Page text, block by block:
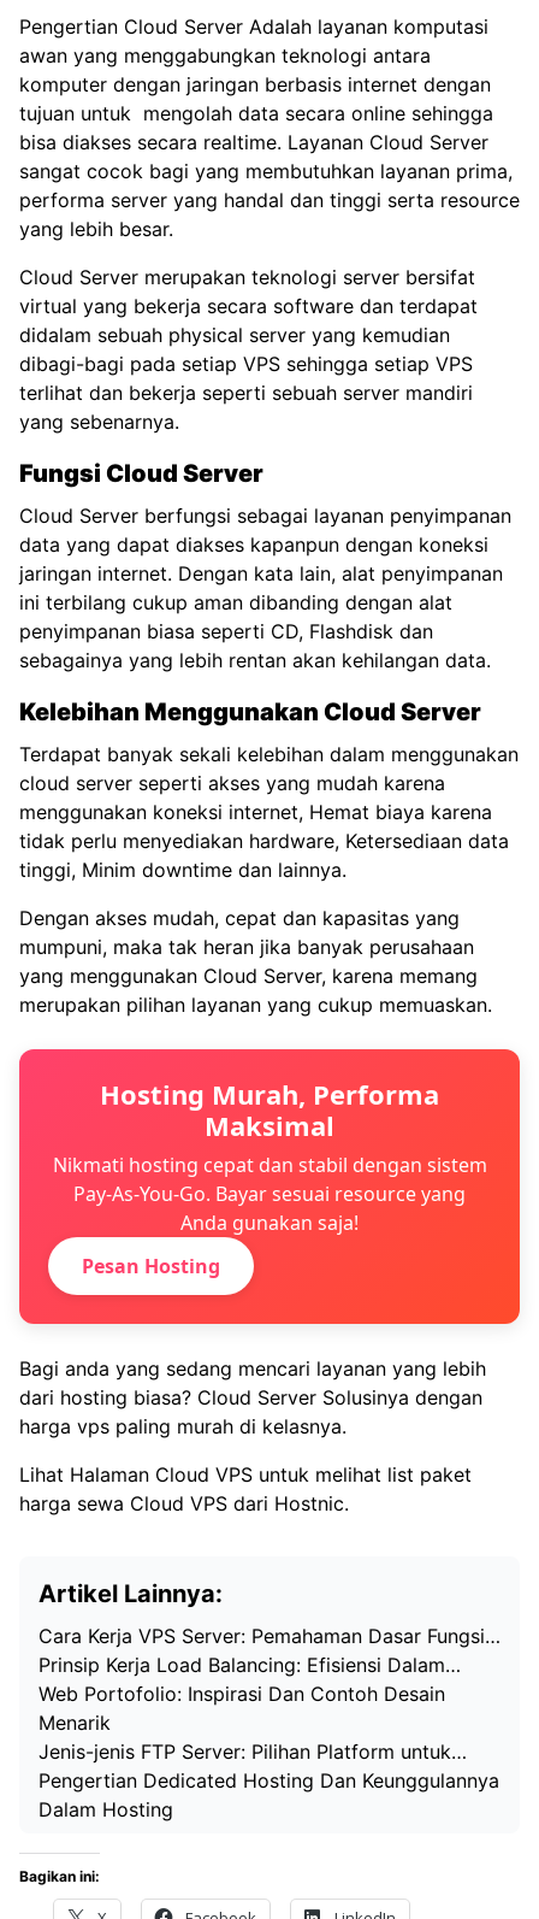
Pengertian Cloud Server Adalah layanan komputasi
awan yang menggabungkan teknologi antara
komputer dengan jaringan berbasis internet dengan
tujuan untuk mengolah data secara online sehingga
bisa diakses secara realtime. Layanan Cloud Server
sangat cocok bagi yang membutuhkan layanan prima,
performa server yang handal dan tinggi serta resource
yang lebih besar.
Cloud Server merupakan teknologi server bersifat
virtual yang bekerja secara software dan terdapat
didalam sebuah physical server yang kemudian
dibagi-bagi pada setiap VPS sehingga setiap VPS
terlihat dan bekerja seperti sebuah server mandiri
yang sebenarnya.
Fungsi Cloud Server
Cloud Server berfungsi sebagai layanan penyimpanan
data yang dapat diakses kapanpun dengan koneksi
jaringan internet. Dengan kata lain, alat penyimpanan
ini terbilang cukup aman dibanding dengan alat
penyimpanan biasa seperti CD, Flashdisk dan
sebagainya yang lebih rentan akan kehilangan data.
Kelebihan Menggunakan Cloud Server
Terdapat banyak sekali kelebihan dalam menggunakan
cloud server seperti akses yang mudah karena
menggunakan koneksi internet, Hemat biaya karena
tidak perlu menyediakan hardware, Ketersediaan data
tinggi, Minim downtime dan lainnya.
Dengan akses mudah, cepat dan kapasitas yang
mumpuni, maka tak heran jika banyak perusahaan
yang menggunakan Cloud Server, karena memang
merupakan pilihan layanan yang cukup memuaskan.
Hosting Murah, Performa
Maksimal
Nikmati hosting cepat dan stabil dengan sistem
Pay-As-You-Go. Bayar sesuai resource yang
Anda gunakan saja!
Pesan Hosting
Bagi anda yang sedang mencari layanan yang lebih
dari hosting biasa? Cloud Server Solusinya dengan
harga vps paling murah di kelasnya.
Lihat Halaman Cloud VPS untuk melihat list paket
harga sewa Cloud VPS dari Hostnic.
Artikel Lainnya:
Cara Kerja VPS Server: Pemahaman Dasar Fungsi…
Prinsip Kerja Load Balancing: Efisiensi Dalam…
Web Portofolio: Inspirasi Dan Contoh Desain
Menarik
Jenis-jenis FTP Server: Pilihan Platform untuk…
Pengertian Dedicated Hosting Dan Keunggulannya
Dalam Hosting
Bagikan ini: